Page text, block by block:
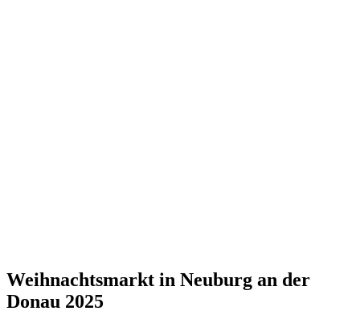
Weihnachtsmarkt in Neuburg an der
Donau 2025